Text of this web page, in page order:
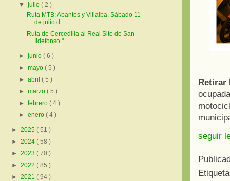
Retirar
seguir
▼julio( 2 )
Ruta MTB: Abantos y Villalba. Sábado 11
de julio d...
Ruta de Cercedilla al Real Sito de San
Ildefonso "...
►junio( 6 )
►mayo( 5 )
►abril( 5 )
►marzo( 5 )
►febrero( 4 )
►enero( 4 )
► 2025 ( 51 )
► 2024 ( 58 )
► 2023 ( 70 )
► 2022 ( 85 )
► 2021 ( 94 )